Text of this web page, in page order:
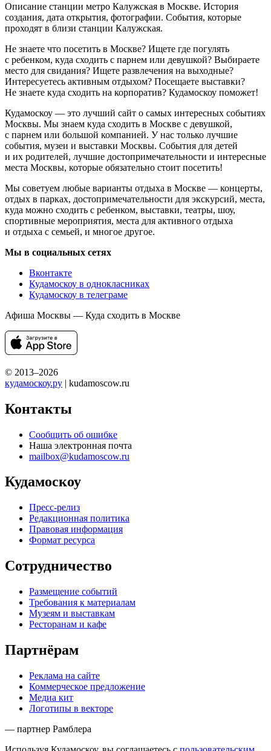
Описание станции метро Калужская в Москве. История
создания, дата открытия, фотографии. События, которые
проходят в близи станции Калужская.
Не знаете что посетить в Москве? Ищете где погулять
с ребенком, куда сходить с парнем или девушкой? Выбираете
место для свидания? Ищете развлечения на выходные?
Интересуетесь активным отдыхом? Посещаете выставки?
Не знаете куда сходить на корпоратив? Кудамоскоу поможет!
Кудамоскоу — это лучший сайт о самых интересных событиях
Москвы. Мы знаем куда сходить в Москве с девушкой,
с парнем или большой компанией. У нас только лучшие
события, музеи и выставки Москвы. События для детей
и их родителей, лучшие достопримечательности и интересные
места Москвы, которые обязательно стоит посетить!
Мы советуем любые варианты отдыха в Москве — концерты,
отдых в парках, достопримечательности для экскурсий, места,
куда можно сходить с ребенком, выставки, театры, шоу,
спортивные мероприятия, места для активного отдыха
и отдыха с семьей, и многое другое.
Мы в социальных сетях
Вконтакте
Кудамоскоу в однокласниках
Кудамоскоу в телеграме
Афиша Москвы — Куда сходить в Москве
© 2013–2026
кудамоскоу.ру | kudamoscow.ru
Контакты
Сообщить об ошибке
Наша электронная почта
mailbox@kudamoscow.ru
Кудамоскоу
Пресс-релиз
Редакционная политика
Правовая информация
Формат ресурса
Сотрудничество
Размещение событий
Требования к материалам
Музеям и выставкам
Ресторанам и кафе
Партнёрам
Реклама на сайте
Коммерческое предложение
Медиа кит
Логотипы в векторе
— партнер Рамблера